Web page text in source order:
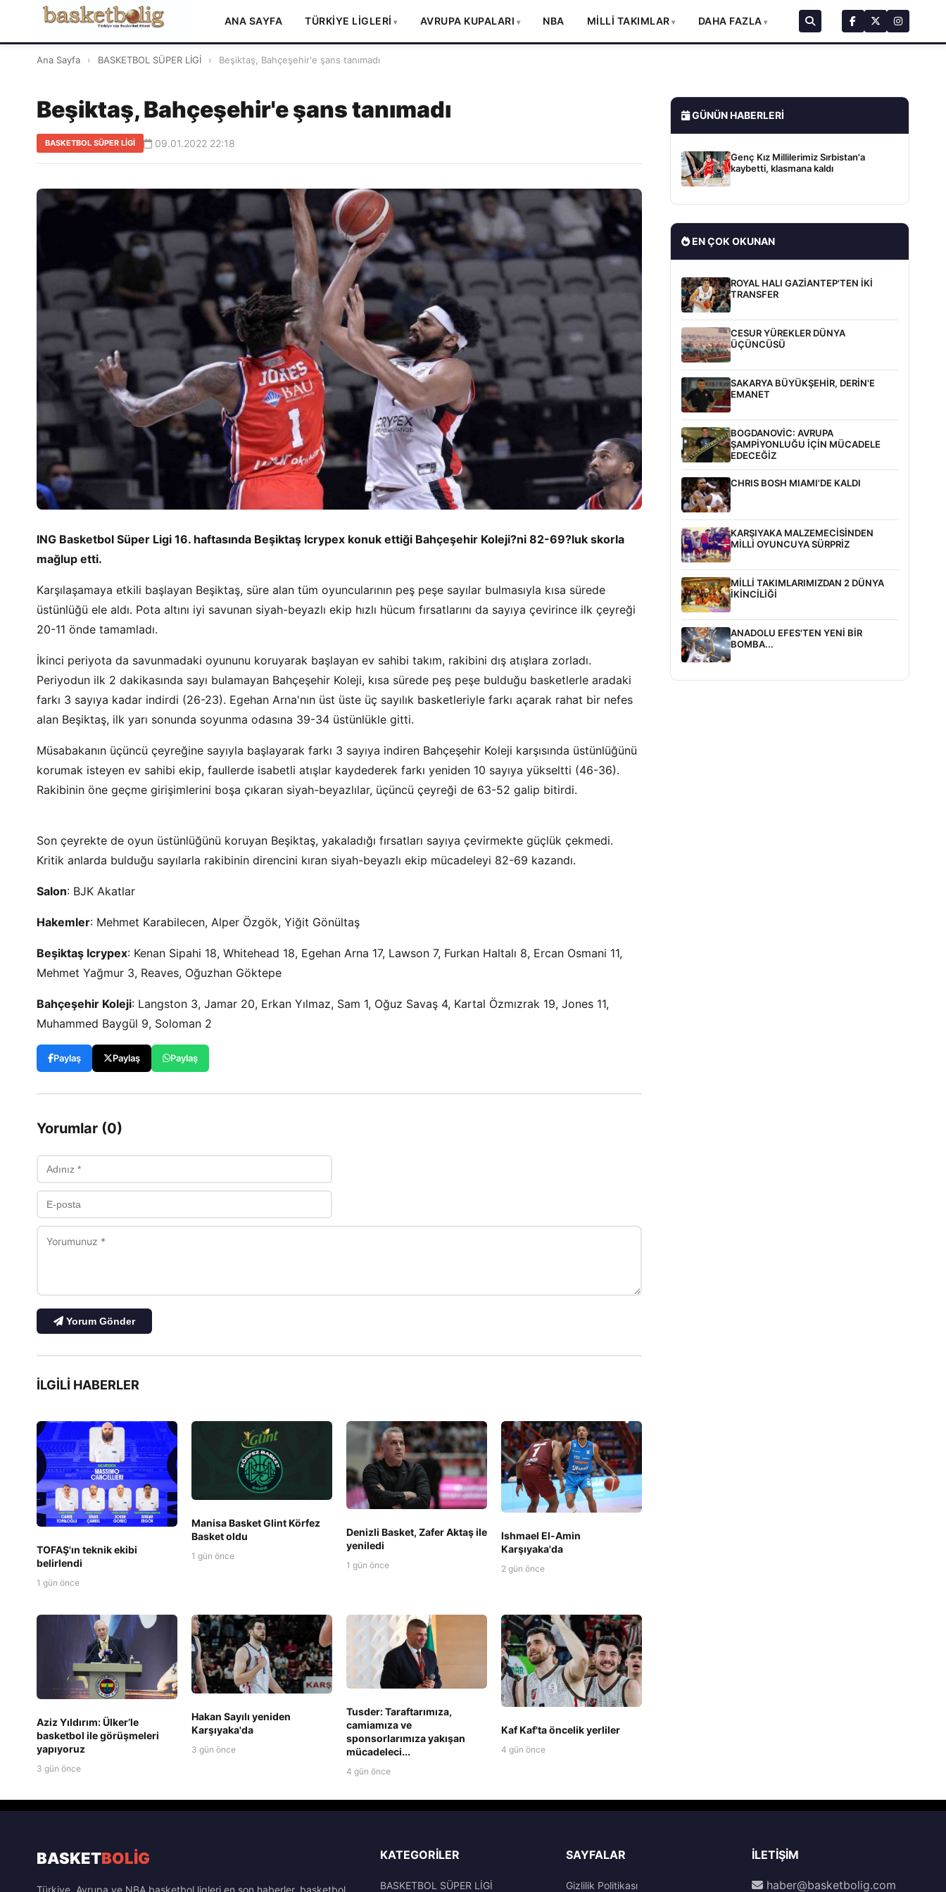
ANA SAYFA TÜRKİYE LİGLERİ AVRUPA KUPALARI NBA MİLLİ TAKIMLAR DAHA FAZLA
Ana Sayfa › BASKETBOL SÜPER LİGİ › Beşiktaş, Bahçeşehir'e şans tanımadı
Beşiktaş, Bahçeşehir'e şans tanımadı
BASKETBOL SÜPER LİGİ 09.01.2022 22:18
ING Basketbol Süper Ligi 16. haftasında Beşiktaş Icrypex konuk ettiği Bahçeşehir Koleji?ni 82-69?luk skorla
mağlup etti.
Karşılaşamaya etkili başlayan Beşiktaş, süre alan tüm oyuncularının peş peşe sayılar bulmasıyla kısa sürede
üstünlüğü ele aldı. Pota altını iyi savunan siyah-beyazlı ekip hızlı hücum fırsatlarını da sayıya çevirince ilk çeyreği
20-11 önde tamamladı.
İkinci periyota da savunmadaki oyununu koruyarak başlayan ev sahibi takım, rakibini dış atışlara zorladı.
Periyodun ilk 2 dakikasında sayı bulamayan Bahçeşehir Koleji, kısa sürede peş peşe bulduğu basketlerle aradaki
farkı 3 sayıya kadar indirdi (26-23). Egehan Arna'nın üst üste üç sayılık basketleriyle farkı açarak rahat bir nefes
alan Beşiktaş, ilk yarı sonunda soyunma odasına 39-34 üstünlükle gitti.
Müsabakanın üçüncü çeyreğine sayıyla başlayarak farkı 3 sayıya indiren Bahçeşehir Koleji karşısında üstünlüğünü
korumak isteyen ev sahibi ekip, faullerde isabetli atışlar kaydederek farkı yeniden 10 sayıya yükseltti (46-36).
Rakibinin öne geçme girişimlerini boşa çıkaran siyah-beyazlılar, üçüncü çeyreği de 63-52 galip bitirdi.
Son çeyrekte de oyun üstünlüğünü koruyan Beşiktaş, yakaladığı fırsatları sayıya çevirmekte güçlük çekmedi.
Kritik anlarda bulduğu sayılarla rakibinin direncini kıran siyah-beyazlı ekip mücadeleyi 82-69 kazandı.
Salon: BJK Akatlar
Hakemler: Mehmet Karabilecen, Alper Özgök, Yiğit Gönültaş
Beşiktaş Icrypex: Kenan Sipahi 18, Whitehead 18, Egehan Arna 17, Lawson 7, Furkan Haltalı 8, Ercan Osmani 11,
Mehmet Yağmur 3, Reaves, Oğuzhan Göktepe
Bahçeşehir Koleji: Langston 3, Jamar 20, Erkan Yılmaz, Sam 1, Oğuz Savaş 4, Kartal Özmızrak 19, Jones 11,
Muhammed Baygül 9, Soloman 2
Paylaş Paylaş Paylaş
Yorumlar (0)
Yorum Gönder
İLGILI HABERLER
TOFAŞ'ın teknik ekibi
belirlendi
1 gün önce
Manisa Basket Glint Körfez
Basket oldu
1 gün önce
Denizli Basket, Zafer Aktaş ile
yeniledi
1 gün önce
Ishmael El-Amin
Karşıyaka'da
2 gün önce
Aziz Yıldırım: Ülker’le
basketbol ile görüşmeleri
yapıyoruz
3 gün önce
Hakan Sayılı yeniden
Karşıyaka'da
3 gün önce
Tusder: Taraftarımıza,
camiamıza ve
sponsorlarımıza yakışan
mücadeleci...
4 gün önce
Kaf Kaf'ta öncelik yerliler
4 gün önce
GÜNÜN HABERLERI
Genç Kız Millilerimiz Sırbistan'a
kaybetti, klasmana kaldı
EN ÇOK OKUNAN
ROYAL HALI GAZİANTEP'TEN İKİ
TRANSFER
CESUR YÜREKLER DÜNYA
ÜÇÜNCÜSÜ
SAKARYA BÜYÜKŞEHİR, DERİN'E
EMANET
BOGDANOVİC: AVRUPA
ŞAMPİYONLUĞU İÇİN MÜCADELE
EDECEĞİZ
CHRIS BOSH MIAMI'DE KALDI
KARŞIYAKA MALZEMECİSİNDEN
MİLLİ OYUNCUYA SÜRPRİZ
MİLLİ TAKIMLARIMIZDAN 2 DÜNYA
İKİNCİLİĞİ
ANADOLU EFES'TEN YENİ BİR
BOMBA...
BASKETBOLİG KATEGORILER
BASKETBOL SÜPER LİGİ
SAYFALAR
Gizlilik Politikası
İLETIŞIM
haber@basketbolig.com